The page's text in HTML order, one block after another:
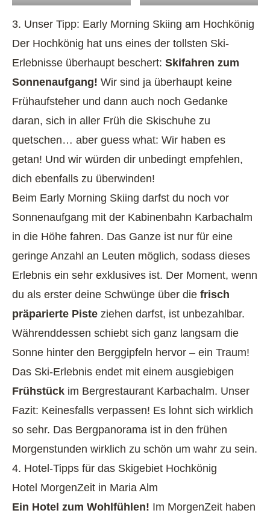
3. Unser Tipp: Early Morning Skiing am Hochkönig
Der Hochkönig hat uns eines der tollsten Ski-
Erlebnisse überhaupt beschert: Skifahren zum
Sonnenaufgang! Wir sind ja überhaupt keine
Frühaufsteher und dann auch noch Gedanke
daran, sich in aller Früh die Skischuhe zu
quetschen… aber guess what: Wir haben es
getan! Und wir würden dir unbedingt empfehlen,
dich ebenfalls zu überwinden!
Beim Early Morning Skiing darfst du noch vor
Sonnenaufgang mit der Kabinenbahn Karbachalm
in die Höhe fahren. Das Ganze ist nur für eine
geringe Anzahl an Leuten möglich, sodass dieses
Erlebnis ein sehr exklusives ist. Der Moment, wenn
du als erster deine Schwünge über die frisch
präparierte Piste ziehen darfst, ist unbezahlbar.
Währenddessen schiebt sich ganz langsam die
Sonne hinter den Berggipfeln hervor – ein Traum!
Das Ski-Erlebnis endet mit einem ausgiebigen
Frühstück im Bergrestaurant Karbachalm. Unser
Fazit: Keinesfalls verpassen! Es lohnt sich wirklich
so sehr. Das Bergpanorama ist in den frühen
Morgenstunden wirklich zu schön um wahr zu sein.
4. Hotel-Tipps für das Skigebiet Hochkönig
Hotel MorgenZeit in Maria Alm
Ein Hotel zum Wohlfühlen! Im MorgenZeit haben